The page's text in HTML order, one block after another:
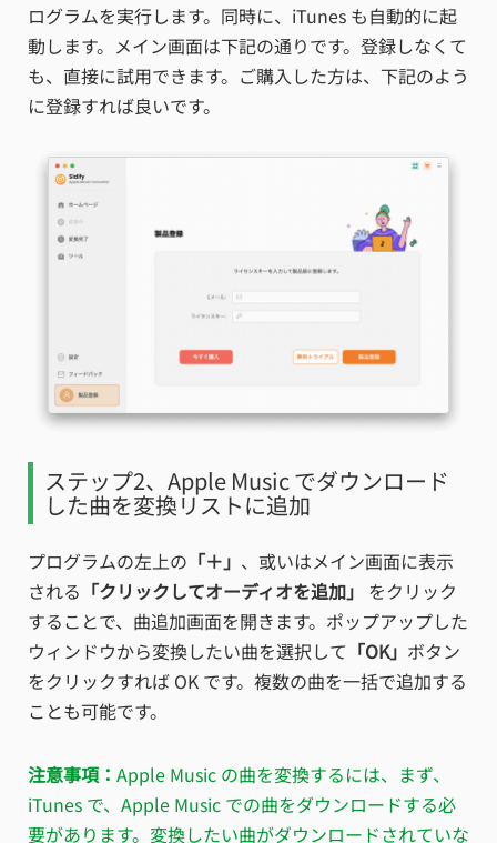
ログラムを実行します。同時に、iTunes も自動的に起
動します。メイン画面は下記の通りです。登録しなくて
も、直接に試用できます。ご購入した方は、下記のよう
に登録すれば良いです。
ステップ2、Apple Music でダウンロード
した曲を変換リストに追加
プログラムの左上の 「＋」 、或いはメイン画面に表示
される 「クリックしてオーディオを追加」 をクリック
することで、曲追加画面を開きます。ポップアップした
ウィンドウから変換したい曲を選択して 「OK」 ボタン
をクリックすれば OK です。複数の曲を一括で追加する
ことも可能です。
注意事項： Apple Music の曲を変換するには、まず、
iTunes で、Apple Music での曲をダウンロードする必
要があります。変換したい曲がダウンロードされていな